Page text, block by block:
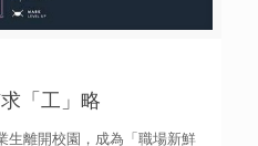
「工」略
生離開校園，成為「職場新鮮